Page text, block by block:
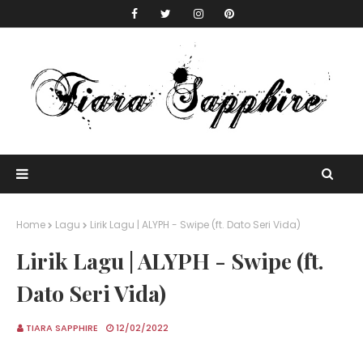
Home Lagu Lirik Lagu | ALYPH - Swipe (ft. Dato Seri Vida)
Lirik Lagu | ALYPH - Swipe (ft.
Dato Seri Vida)
TIARA SAPPHIRE 12/02/2022